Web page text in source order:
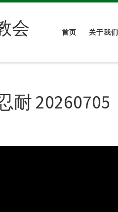
会 首页 关于我们
耐 20260705